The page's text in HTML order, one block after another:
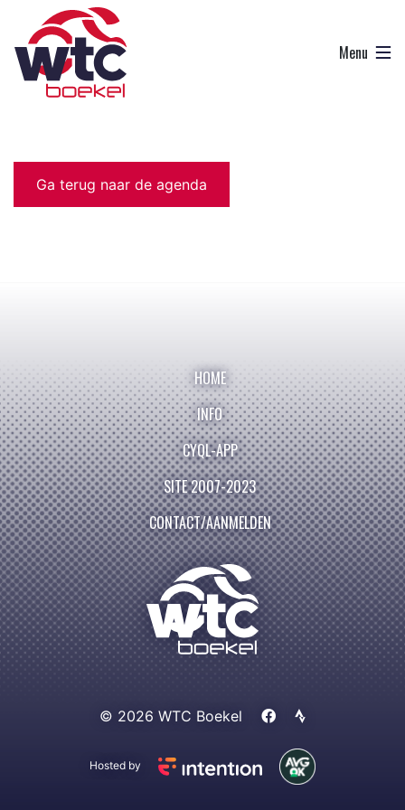
Ga terug naar de agenda
HOME
INFO
CYQL-APP
SITE 2007-2023
CONTACT/AANMELDEN
© 2026 WTC Boekel
Hosted by